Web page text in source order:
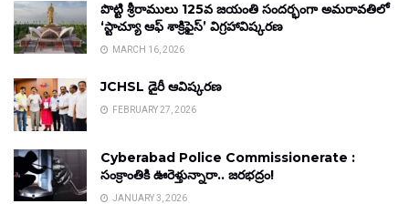
పొట్టి శ్రీరాములు 125వ జయంతి సందర్భంగా అమరావతిలో
‘స్టాచ్యూ ఆఫ్ శాక్రిఫైస్’ విగ్రహావిష్కరణ
MARCH 16, 2026
JCHSL డైరీ ఆవిష్కరణ
FEBRUARY 27, 2026
Cyberabad Police Commissionerate :
సంక్రాంతికి ఊరెళ్తున్నారా.. జరభద్రం!
JANUARY 3, 2026